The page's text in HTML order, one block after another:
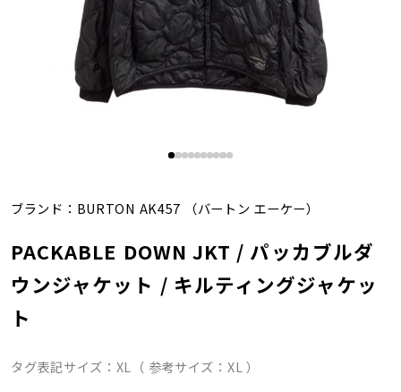
ブランド： BURTON AK457 （バートン エーケー）
PACKABLE DOWN JKT / パッカブルダ
ウンジャケット / キルティングジャケッ
ト
タグ表記サイズ：XL（ 参考サイズ：XL ）